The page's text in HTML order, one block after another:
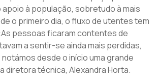
à população, sobretudo à mais
o primeiro dia, o fluxo de utentes tem
pessoas ficaram contentes de
a sentir-se ainda mais perdidas,
desde o início uma grande
diretora técnica, Alexandra Horta.